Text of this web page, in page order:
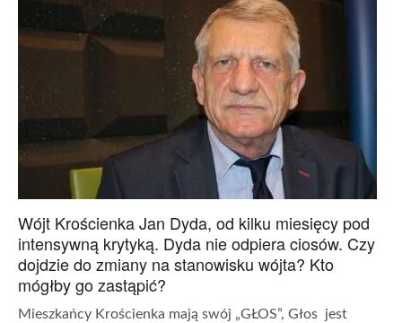
Wójt Krościenka Jan Dyda, od kilku miesięcy pod
intensywną krytyką. Dyda nie odpiera ciosów. Czy
dojdzie do zmiany na stanowisku wójta? Kto
mógłby go zastąpić?
Mieszkańcy Krościenka mają swój „GŁOS”, Głos jest